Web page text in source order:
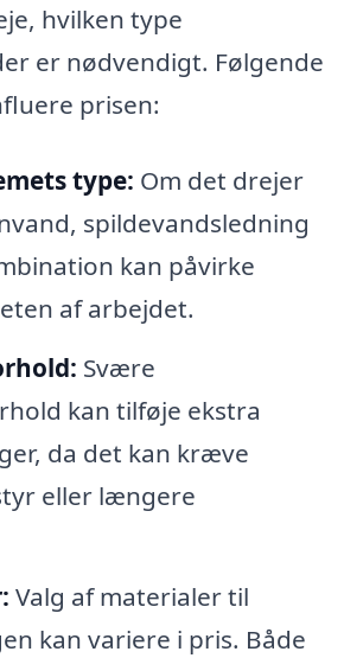
hvilken type
er nødvendigt. Følgende
prisen:
type: Om det drejer
spildevandsledning
kan påvirke
af arbejdet.
Svære
kan tilføje ekstra
da det kan kræve
eller længere
Valg af materialer til
kan variere i pris. Både